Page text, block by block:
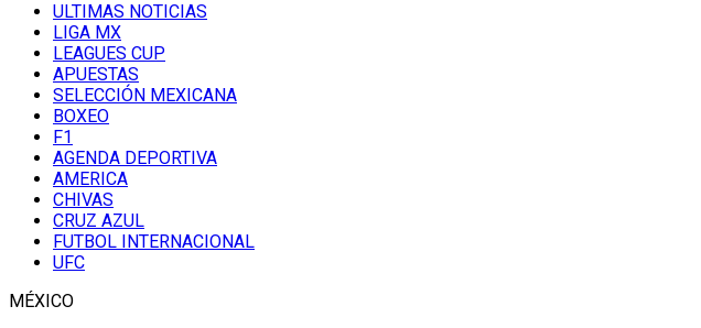
ULTIMAS NOTICIAS
LIGA MX
LEAGUES CUP
APUESTAS
SELECCIÓN MEXICANA
BOXEO
F1
AGENDA DEPORTIVA
AMERICA
CHIVAS
CRUZ AZUL
FUTBOL INTERNACIONAL
UFC
MÉXICO